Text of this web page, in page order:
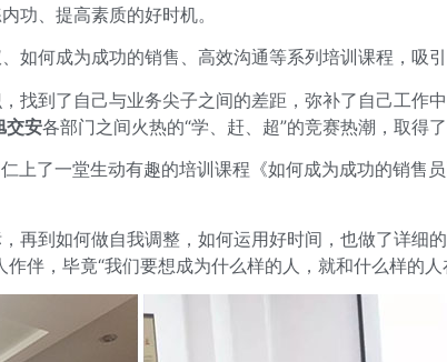
功、提高素质的好时机。
何成为成功的销售、高效沟通等系列培训课程，吸
找到了自己与业务尖子之间的差距，弥补了自己工作
交安各部门之间火热的“学、赶、超”的竞赛热潮，取得
上了一堂生动有趣的培训课程《如何成为成功的销售
再到如何做自我调整，如何运用好时间，也做了详
，毕竟“我们要想成为什么样的人，就和什么样的人